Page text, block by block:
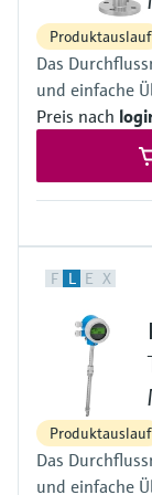
100 bar
Produktauslauf
Das
und einfache
Preis nach
3 % v.M.
5 % v.E.
(abhängig von
"Kalibration
Messbereich
0,5...910 kg/h
0,5...1365 kg/h
(für Luft,
"Kalibrierung
F L E X
Produktauslauf
Das
und einfache